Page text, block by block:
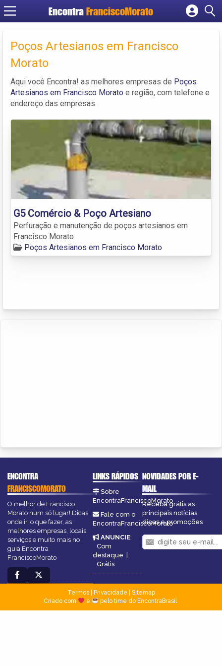
Encontra FranciscoMorato
Cadastrar empresa
Criar conta
Poços Artesianos em Francisco
Morato
Aqui você Encontra! as melhores empresas de Poços
Artesianos em Francisco Morato e região, com telefone e
endereço das empresas.
G5 Comércio & Poço Artesiano
Perfuração e manutenção de poços artesianos em
Francisco Morato
Poços Artesianos em Francisco Morato
ENCONTRA
FRANCISCOMORATO
O melhor de Francisco
Morato num só lugar! Dicas,
onde ir, o que fazer, as
melhores empresas, locais,
serviços e muito mais no
guia Encontra
FranciscoMorato
LINKS RÁPIDOS
Sobre
EncontraFranciscoMorato
Fale com o
EncontraFranciscoMorato
ANUNCIE:
Com
destaque |
Grátis
NOVIDADES POR E-
MAIL
Receba grátis as
principais notícias,
dicas e promoções
Termos| Privacidade
Sitemap
Criado com
e pelo time do EncontraBrasil